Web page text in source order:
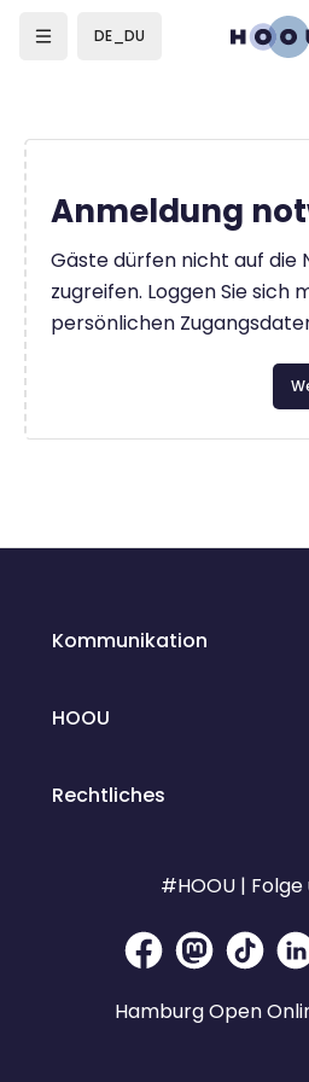
DE_DU
Anmeldung
Gäste dürfen nicht auf die
zugreifen. Loggen Sie sich
persönlichen
Kommunikation
HOOU
Rechtliches
#HOOU | Folge
Hamburg Open